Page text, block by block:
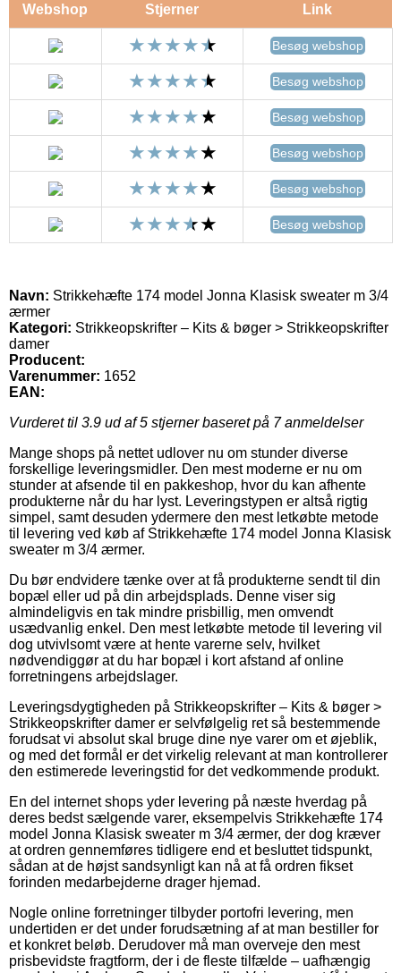
Webshop Stjerner Link
Besøg webshop
Besøg webshop
Besøg webshop
Besøg webshop
Besøg webshop
Besøg webshop
Navn: Strikkehæfte 174 model Jonna Klasisk sweater m 3/4
ærmer
Kategori: Strikkeopskrifter – Kits & bøger > Strikkeopskrifter
damer
Producent:
Varenummer: 1652
EAN:
Vurderet til 3.9 ud af 5 stjerner baseret på 7anmeldelser
Mange shops på nettet udlover nu om stunder diverse
forskellige leveringsmidler. Den mest moderne er nu om
stunder at afsende til en pakkeshop, hvor du kan afhente
produkterne når du har lyst. Leveringstypen er altså rigtig
simpel, samt desuden ydermere den mest letkøbte metode
til levering ved køb af Strikkehæfte 174 model Jonna Klasisk
sweater m 3/4 ærmer.
Du bør endvidere tænke over at få produkterne sendt til din
bopæl eller ud på din arbejdsplads. Denne viser sig
almindeligvis en tak mindre prisbillig, men omvendt
usædvanlig enkel. Den mest letkøbte metode til levering vil
dog utvivlsomt være at hente varerne selv, hvilket
nødvendiggør at du har bopæl i kort afstand af online
forretningens arbejdslager.
Leveringsdygtigheden på Strikkeopskrifter – Kits & bøger >
Strikkeopskrifter damer er selvfølgelig ret så bestemmende
forudsat vi absolut skal bruge dine nye varer om et øjeblik,
og med det formål er det virkelig relevant at man kontrollerer
den estimerede leveringstid for det vedkommende produkt.
En del internet shops yder levering på næste hverdag på
deres bedst sælgende varer, eksempelvis Strikkehæfte 174
model Jonna Klasisk sweater m 3/4 ærmer, der dog kræver
at ordren gennemføres tidligere end et besluttet tidspunkt,
sådan at de højst sandsynligt kan nå at få ordren fikset
forinden medarbejderne drager hjemad.
Nogle online forretninger tilbyder portofri levering, men
undertiden er det under forudsætning af at man bestiller for
et konkret beløb. Derudover må man overveje den mest
prisbevidste fragtform, der i de fleste tilfælde – uafhængig